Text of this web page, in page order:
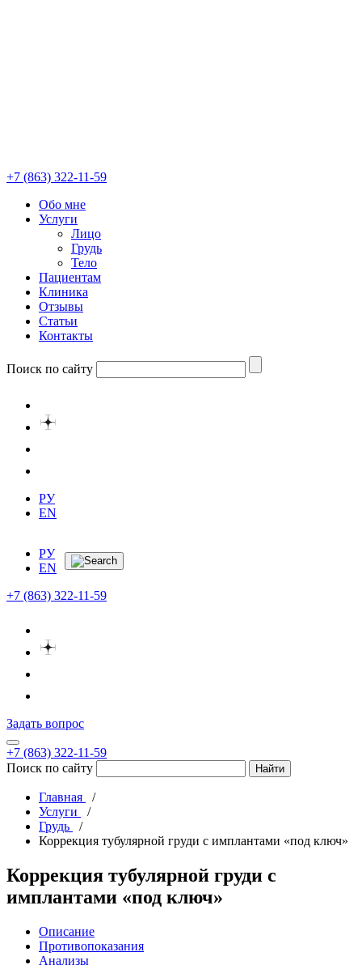
+7 (863) 322-11-59
Обо мне
Услуги
Лицо
Грудь
Тело
Пациентам
Клиника
Отзывы
Статьи
Контакты
Поиск по сайту
РУ
EN
РУ
EN
+7 (863) 322-11-59
Задать вопрос
+7 (863) 322-11-59
Поиск по сайту
Главная
Услуги
Грудь
Коррекция тубулярной груди с имплантами «под ключ»
Коррекция тубулярной груди с
имплантами «под ключ»
Описание
Противопоказания
Анализы